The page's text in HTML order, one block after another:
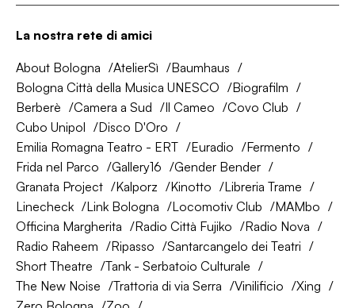
La nostra rete di amici
About Bologna AtelierSì
Baumhaus
Bologna Città della Musica UNESCO
Biografilm
Berberè
Camera a Sud Il Cameo
Covo Club
Cubo Unipol
Disco D'Oro
Emilia Romagna Teatro - ERT
Euradio
Fermento
Frida nel Parco
Gallery16
Gender Bender
Granata Project
Kalporz Kinotto
Libreria Trame
Linecheck
Link Bologna Locomotiv Club
MAMbo
Officina Margherita
Radio Città Fujiko
Radio Nova
Radio Raheem
Ripasso
Santarcangelo dei Teatri
Short Theatre
Tank - Serbatoio Culturale
The New Noise
Trattoria di via Serra Vinilificio
Xing